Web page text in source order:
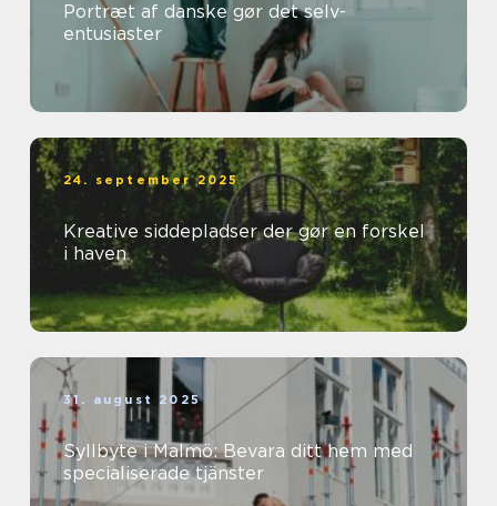
Portræt af danske gør det selv-
entusiaster
24. september 2025
Kreative siddepladser der gør en forskel
i haven
31. august 2025
Syllbyte i Malmö: Bevara ditt hem med
specialiserade tjänster